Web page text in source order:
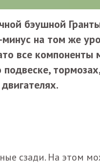
бэушной
на том же
все компоненты
сзади. На этом